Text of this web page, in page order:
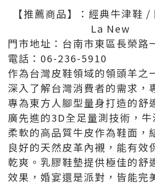
【推薦商品】：經典牛津鞋 /
La New
門市地址：台南市東區長榮路
電話：06-236-5910
作為台灣皮鞋領域的領頭羊之
深入了解台灣消費者的需求，
專為東方人腳型量身打造的舒
廣先進的3D全足量測技術，牛
柔軟的高品質牛皮作為鞋面，
良好的天然皮革內襯，能有效
乾爽。乳膠鞋墊提供極佳的舒
效果，婚宴還是派對，皆能完